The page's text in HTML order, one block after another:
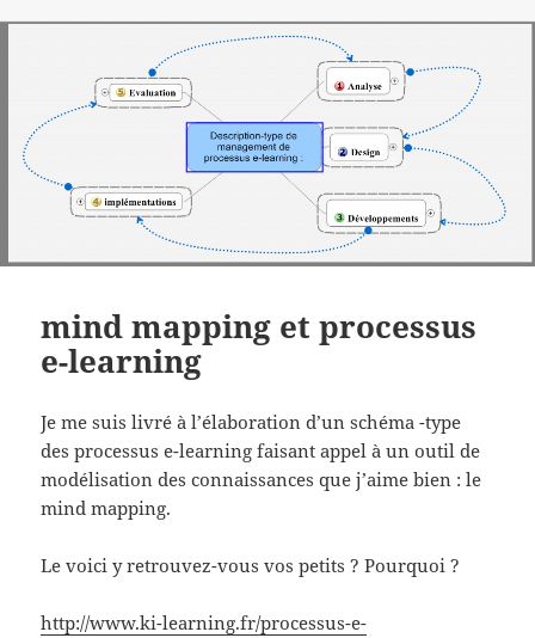
mind mapping et processus
e-learning
Je me suis livré à l’élaboration d’un schéma -type
des processus e-learning faisant appel à un outil de
modélisation des connaissances que j’aime bien : le
mind mapping.
Le voici y retrouvez-vous vos petits ? Pourquoi ?
http://www.ki-learning.fr/processus-e-